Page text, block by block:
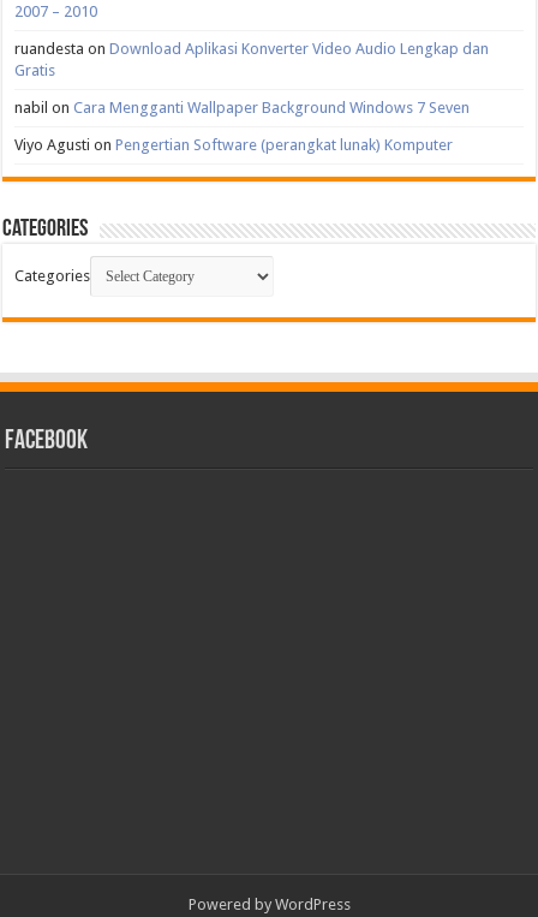
2007 – 2010
ruandesta onDownload Aplikasi Konverter Video Audio Lengkap dan
Gratis
nabil onCara Mengganti Wallpaper Background Windows 7 Seven
Viyo Agusti onPengertian Software (perangkat lunak) Komputer
Categories
Categories
facebook
Powered by WordPress